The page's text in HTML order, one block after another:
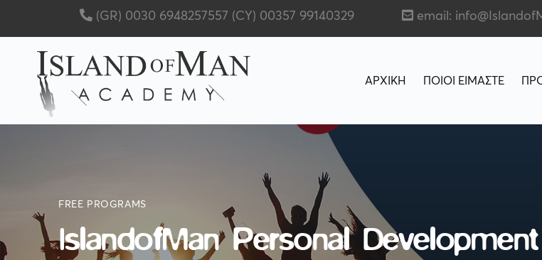
(GR) 0030 6948257557 (CY) 00357 99140329 email:
ΑΡΧΙΚΗ ΠΟΙΟΙ ΕΙΜΑΣΤΕ
FREE PROGRAMS
IslandofMan Personal Development